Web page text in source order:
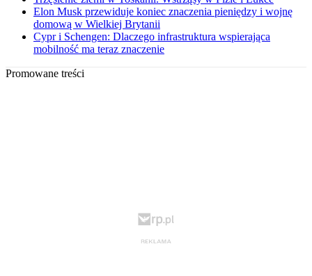
Elon Musk przewiduje koniec znaczenia pieniędzy i wojnę
domową w Wielkiej Brytanii
Cypr i Schengen: Dlaczego infrastruktura wspierająca
mobilność ma teraz znaczenie
Promowane treści